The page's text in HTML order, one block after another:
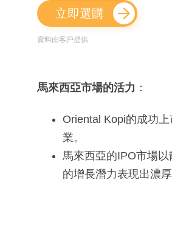
立即選購
資料由客戶提供
馬來西亞市場的活力 ：
Oriental Kopi的成功
業。
馬來西亞的IPO市場
的增長潛力表現出濃厚